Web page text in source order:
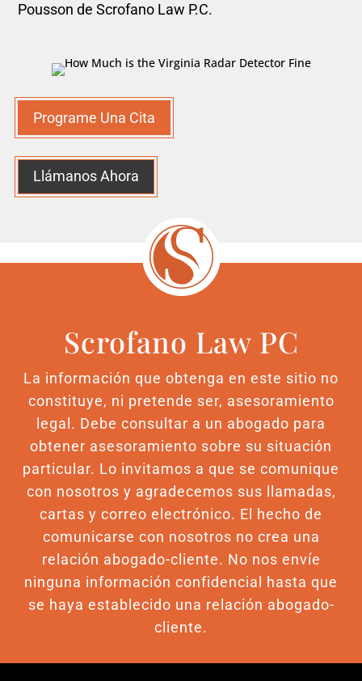
Pousson de Scrofano Law P.C.
Programe Una Cita
Llámanos Ahora
Scrofano Law PC
La información que obtenga en este sitio no
constituye, ni pretende ser, asesoramiento
legal. Debe consultar a un abogado para
obtener asesoramiento sobre su situación
particular. Lo invitamos a que se comunique
con nosotros y agradecemos sus llamadas,
cartas y correo electrónico. El hecho de
comunicarse con nosotros no crea una
relación abogado-cliente. No nos envíe
ninguna información confidencial hasta que
se haya establecido una relación abogado-
cliente.